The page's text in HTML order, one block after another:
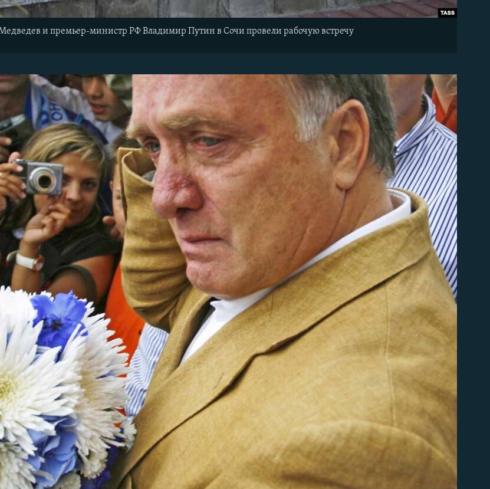
и премьер-министр РФ Владимир Путин в Сочи провели рабочую встречу